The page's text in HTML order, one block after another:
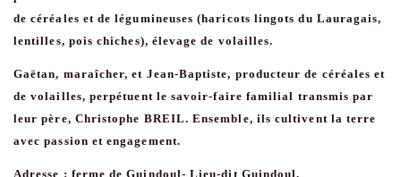
de céréales et de légumineuses (haricots lingots du Lauragais,
lentilles, pois chiches), élevage de volailles.
Gaëtan, maraîcher, et Jean-Baptiste, producteur de céréales et
de volailles, perpétuent le savoir-faire familial transmis par
leur père, Christophe BREIL. Ensemble, ils cultivent la terre
avec passion et engagement.
Adresse : ferme de Guindoul- Lieu-dit Guindoul.